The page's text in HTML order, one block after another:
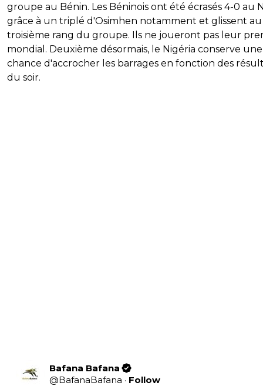
groupe au Bénin. Les Béninois ont été écrasés 4-0 au
grâce à un triplé d'Osimhen notamment et glissent au
troisième rang du groupe. Ils ne joueront pas leur
mondial. Deuxième désormais, le Nigéria conserve une
chance d'accrocher les barrages en fonction des
du soir.
Bafana Bafana
@BafanaBafana · Follow